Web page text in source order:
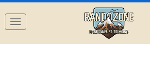
Navigation